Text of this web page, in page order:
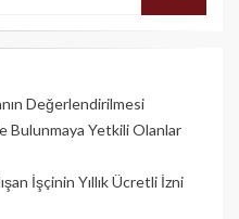
Değerlendirilmesi
Bulunmaya Yetkili Olanlar
İşçinin Yıllık Üc­retli İzni